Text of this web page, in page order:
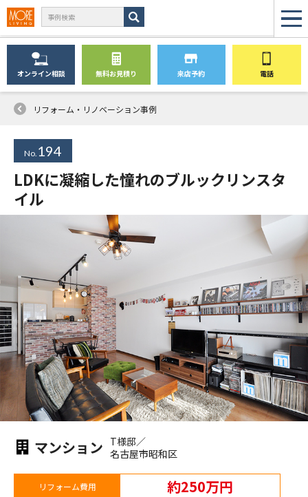
オンライン相談 無料お見積り 来店予約 電話
リフォーム・リノベーション事例
No. 194
LDKに凝縮した憧れのブルックリンスタ
イル
マンション T様邸／
名古屋市昭和区
リフォーム費用 約250万円